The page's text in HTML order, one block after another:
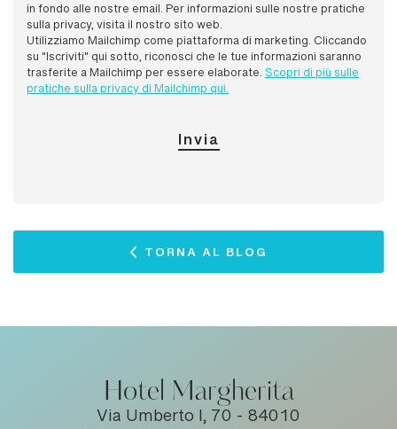
TORNA AL BLOG
in fondo alle nostre email. Per informazioni sulle nostre pratiche
sulla privacy, visita il nostro sito web.
Utilizziamo Mailchimp come piattaforma di marketing. Cliccando
su "Iscriviti" qui sotto, riconosci che le tue informazioni saranno
trasferite a Mailchimp per essere elaborate. Scopri di più sulle
pratiche sulla privacy di Mailchimp qui.
Hotel Margherita
Via Umberto I, 70 - 84010